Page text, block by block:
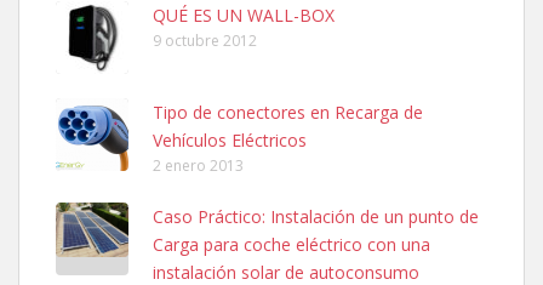
QUÉ ES UN WALL-BOX
9 octubre 2012
Tipo de conectores en Recarga de
Vehículos Eléctricos
2 enero 2013
Caso Práctico: Instalación de un punto de
Carga para coche eléctrico con una
instalación solar de autoconsumo